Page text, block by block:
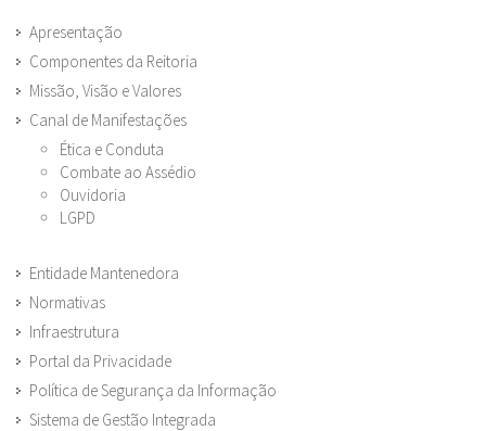
Apresentação
Componentes da Reitoria
Missão, Visão e Valores
Canal de Manifestações
Ética e Conduta
Combate ao Assédio
Ouvidoria
LGPD
Entidade Mantenedora
Normativas
Infraestrutura
Portal da Privacidade
Política de Segurança da Informação
Sistema de Gestão Integrada